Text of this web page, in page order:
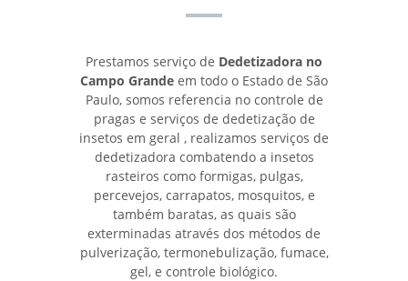
Prestamos serviço de Dedetizadora no
Campo Grande em todo o Estado de São
Paulo, somos referencia no controle de
pragas e serviços de dedetização de
insetos em geral , realizamos serviços de
dedetizadora combatendo a insetos
rasteiros como formigas, pulgas,
percevejos, carrapatos, mosquitos, e
também baratas, as quais são
exterminadas através dos métodos de
pulverização, termonebulização, fumace,
gel, e controle biológico.